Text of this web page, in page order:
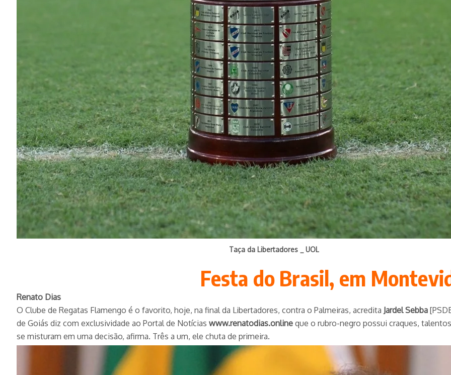
Taça da Libertadores _ UOL
Festa do Brasil, em
Renato Dias
O Clube de Regatas Flamengo é o favorito, hoje, na final da Libertadores, contra o Palmeiras, acredita Jardel Sebba
de Goiás diz com exclusividade ao Portal de Notícias www.renatodias.online que o rubro-negro possui craques,
se misturam em uma decisão, afirma. Três a um, ele chuta de primeira.